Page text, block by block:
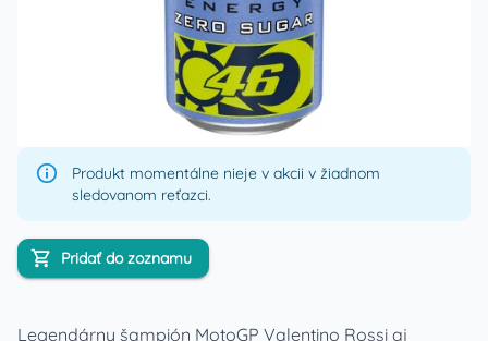
Produkt momentálne nieje v akcii v žiadnom
sledovanom reťazci.
Pridať do zoznamu
Legendárny šampión MotoGP Valentino Rossi aj